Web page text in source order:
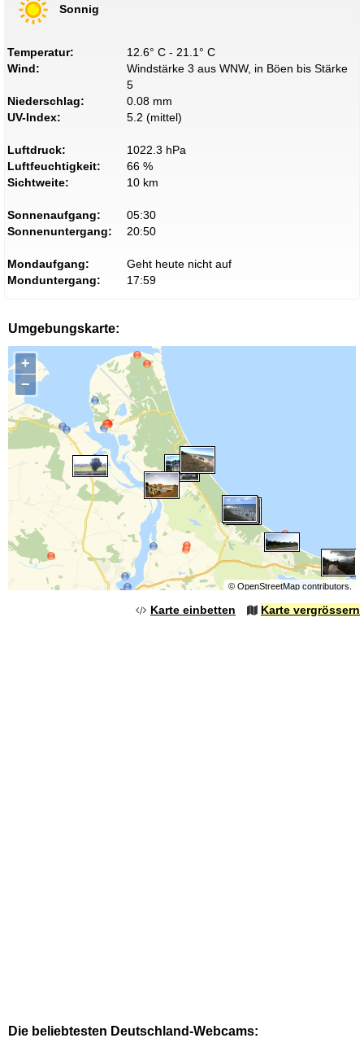
Sonnig
Temperatur:
12.6° C - 21.1° C
Wind:
Windstärke 3 aus WNW, in Böen bis Stärke
5
Niederschlag:
0.08 mm
UV-Index:
5.2 (mittel)
Luftdruck:
1022.3 hPa
Luftfeuchtigkeit:
66 %
Sichtweite:
10 km
Sonnenaufgang:
05:30
Sonnenuntergang:
20:50
Mondaufgang:
Geht heute nicht auf
Monduntergang:
17:59
Umgebungskarte:
+
−
© OpenStreetMapcontributors.
Karte einbetten Karte vergrössern
Die beliebtesten Deutschland-Webcams: